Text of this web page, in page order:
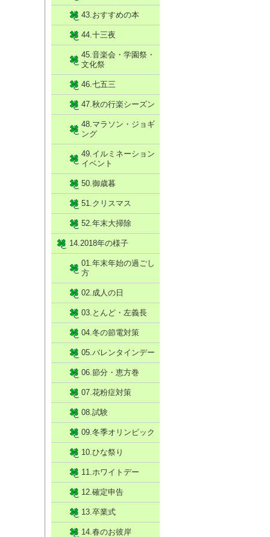
43.おすすめの本
44.十三夜
45.音楽会・学園祭・
文化祭
46.七五三
47.秋の行楽シーズン
48.マラソン・ジョギ
ング
49.イルミネーション
イベント
50.御歳暮
51.クリスマス
52.年末大掃除
14.2018年の様子
01.年末年始の過ごし
方
02.成人の日
03.とんど・左義長
04.冬の節電対策
05.バレンタインデー
06.節分・恵方巻
07.花粉症対策
08.試験
09.冬季オリンピック
10.ひな祭り
11.ホワイトデー
12.確定申告
13.卒業式
14.春のお彼岸